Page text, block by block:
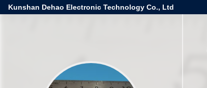
Kunshan Dehao Electronic Technology Co., Ltd